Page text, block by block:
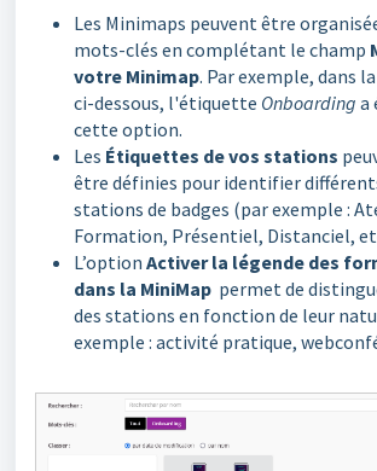
Les Minimaps peuvent être
mots-clés en complétant le champ
votre Minimap. Par exemple, dans
ci-dessous, l'étiquette Onboarding a
cette option.
Les Étiquettes de vos stations
être définies pour identifier
stations de badges (par exemple :
Formation, Présentiel, Distanciel,
L’option Activer la légende des
dans la MiniMap permet de
des stations en fonction de leur
exemple : activité pratique,